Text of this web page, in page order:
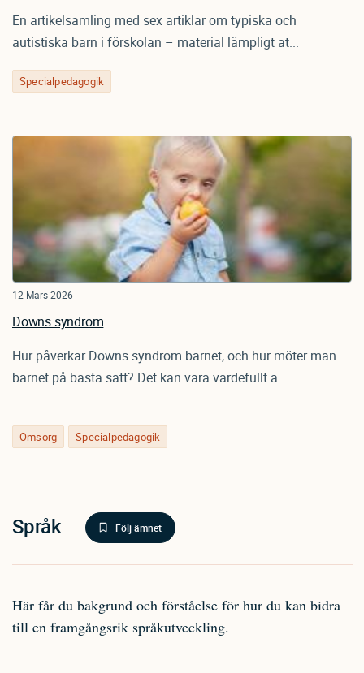
Specialpedagogik
En artikelsamling med sex artiklar om typiska och
autistiska barn i förskolan – material lämpligt at...
Omsorg Specialpedagogik
12 Mars 2026
Downs syndrom
Hur påverkar Downs syndrom barnet, och hur möter man
barnet på bästa sätt? Det kan vara värdefullt a...
Språk Följ ämnet
Här får du bakgrund och förståelse för hur du kan bidra
till en framgångsrik språkutveckling.